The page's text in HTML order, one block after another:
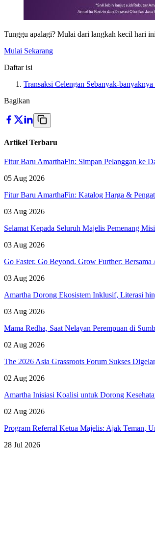
Tunggu apalagi? Mulai dari langkah kecil hari
Mulai Sekarang
Daftar isi
Transaksi Celengan Sebanyak-
Bagikan
Artikel Terbaru
Fitur Baru AmarthaFin: Simpan Pelanggan ke
05 Aug 2026
Fitur Baru AmarthaFin: Katalog Harga &
03 Aug 2026
Selamat Kepada Seluruh Majelis Pemenang
03 Aug 2026
Go Faster. Go Beyond. Grow Further:
03 Aug 2026
Amartha Dorong Ekosistem Inklusif, Literasi
03 Aug 2026
Mama Redha, Saat Nelayan Perempuan di
02 Aug 2026
The 2026 Asia Grassroots Forum Sukses
02 Aug 2026
Amartha Inisiasi Koalisi untuk Dorong
02 Aug 2026
Program Referral Ketua Majelis: Ajak Teman,
28 Jul 2026